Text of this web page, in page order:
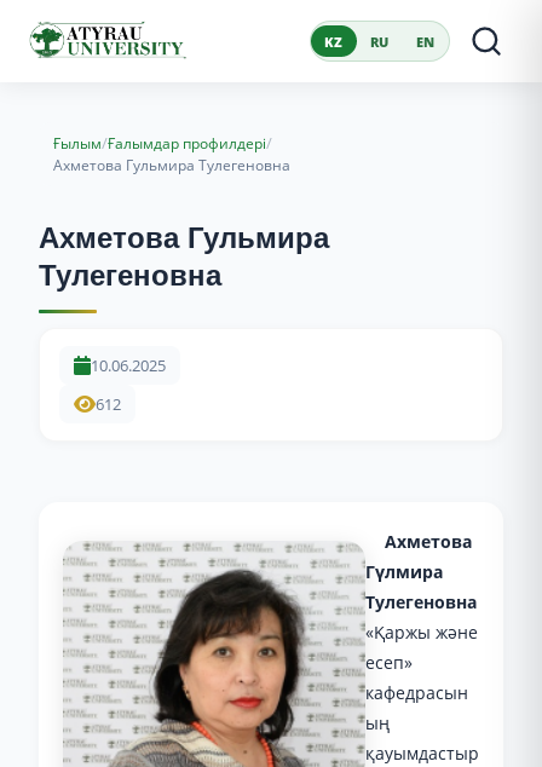
KZ RU EN
Ғылым/Ғалымдар профилдері/
Ахметова Гульмира Тулегеновна
Ахметова Гульмира
Тулегеновна
10.06.2025
612
Ахметова
Гүлмира
Тулегеновна
«Қаржы және
есеп»
кафедрасын
ың
қауымдастыр